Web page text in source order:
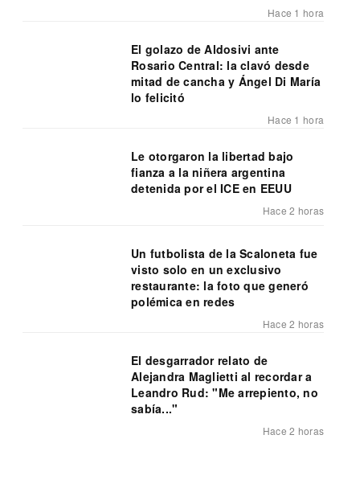
Hace 1 hora
El golazo de Aldosivi ante
Rosario Central: la clavó desde
mitad de cancha y Ángel Di María
lo felicitó
Hace 1 hora
Le otorgaron la libertad bajo
fianza a la niñera argentina
detenida por el ICE en EEUU
Hace 2 horas
Un futbolista de la Scaloneta fue
visto solo en un exclusivo
restaurante: la foto que generó
polémica en redes
Hace 2 horas
El desgarrador relato de
Alejandra Maglietti al recordar a
Leandro Rud: "Me arrepiento, no
sabía..."
Hace 2 horas